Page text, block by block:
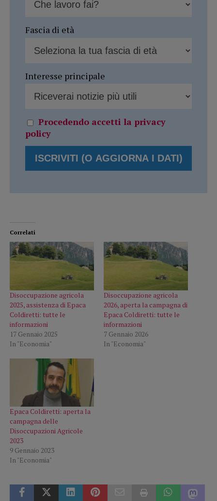
Fascia di età
Interesse principale
Procedendo accetti la privacy
policy
Correlati
Disoccupazione agricola
2025, assistenza di Epaca
Coldiretti: tutte le
informazioni
17 Gennaio 2025
In "Economia"
Disoccupazione agricola
2026, aperta la campagna di
Epaca Coldiretti: tutte le
informazioni
7 Gennaio 2026
In "Economia"
Epaca Coldiretti: aperta la
campagna delle
Disoccupazioni Agricole
2023
9 Gennaio 2023
In "Economia"